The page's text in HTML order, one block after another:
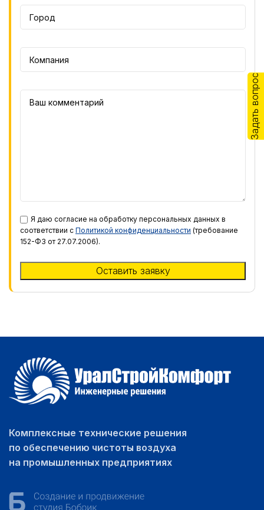
Я даю согласие на обработку персональных данных в
соответствии с Политикой конфиденциальности (требование
152-ФЗ от 27.07.2006).
Комплексные технические решения
по обеспечению чистоты воздуха
на промышленных предприятиях
Задать вопрос